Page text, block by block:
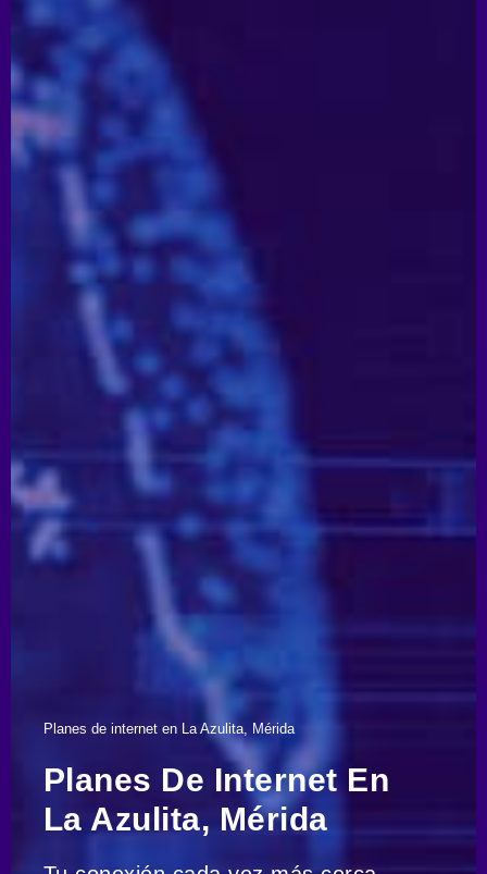
Planes de internet en La Azulita, Mérida
Planes De Internet En
La Azulita, Mérida